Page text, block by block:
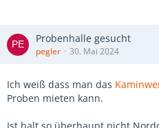
Probenhalle gesucht
pegler 30. Mai 2024
Ich weiß dass man das
Proben mieten kann.